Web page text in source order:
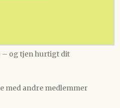
– og tjen hurtigt dit
med andre medlemmer